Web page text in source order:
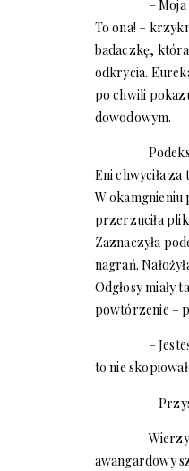
–
To ona! –
badaczkę,
odkrycia.
po chwili
dowodowym.
Eni chwyciła za
W okamgnieniu
przerzuciła
Zaznaczyła
nagrań.
Odgłosy miały
powtórzenie –
–
to nie
–
awangardowy